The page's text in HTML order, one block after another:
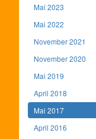
Mai 2023
Mai 2022
November 2021
November 2020
Mai 2019
April 2018
Mai 2017
April 2016